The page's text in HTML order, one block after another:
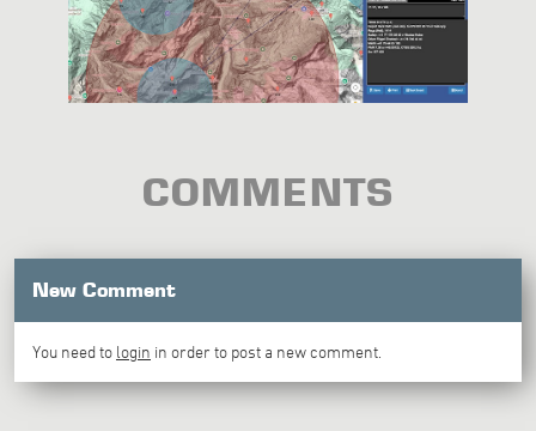
COMMENTS
New Comment
You need to login in order to post a new comment.